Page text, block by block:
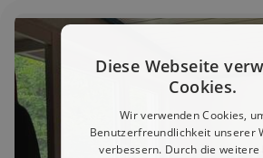
Diese Webseite
Cookies.
Wir verwenden Cookies,
Benutzerfreundlichkeit unserer
verbessern. Durch die weitere